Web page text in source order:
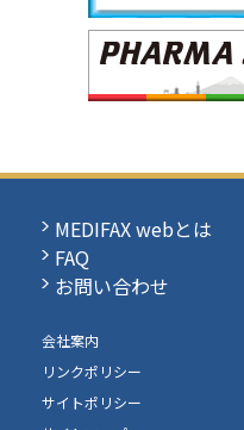
MEDIFAX webとは
FAQ
お問い合わせ
会社案内
リンクポリシー
サイトポリシー